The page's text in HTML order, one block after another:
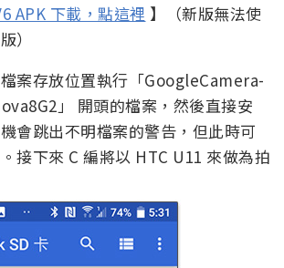
APK 下載，點這裡 】（新版無法使
）
案存放位置執行「GoogleCamera-
」 開頭的檔案，然後直接安
會跳出不明檔案的警告，但此時可
接下來 C 編將以 HTC U11 來做為拍